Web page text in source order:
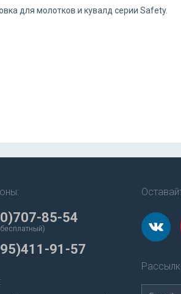
для молотков и кувалд серии Safety.
85-54
91-57